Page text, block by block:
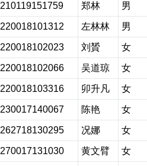
210119151759 郑林 男
220018101312 左林林 男
220018102023 刘贇 女
220018102066 吴道琼 女
220018103316 卯升凡 女
230017140067 陈艳 女
262718130295 况娜 女
270017131030 黄文臂 女